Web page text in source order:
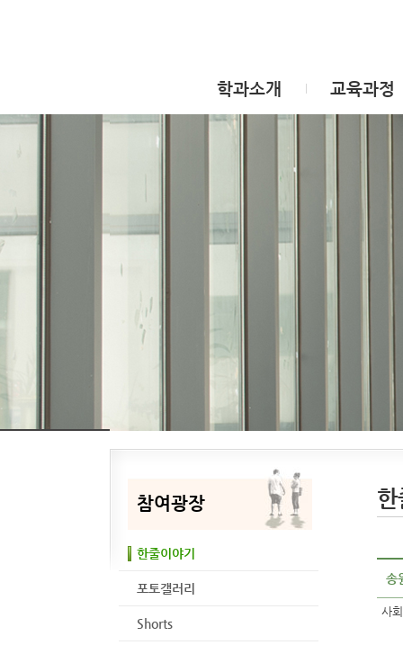
학과소개 교육과정
참여광장
한줄이야기
포토갤러리
Shorts
한
송
사